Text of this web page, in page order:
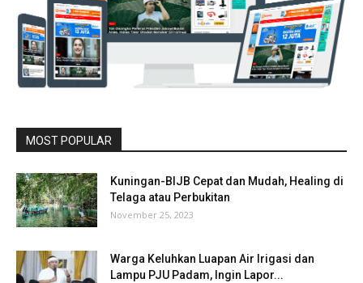
MOST POPULAR
Kuningan-BIJB Cepat dan Mudah, Healing di
Telaga atau Perbukitan
November 25, 2023
Warga Keluhkan Luapan Air Irigasi dan
Lampu PJU Padam, Ingin Lapor...